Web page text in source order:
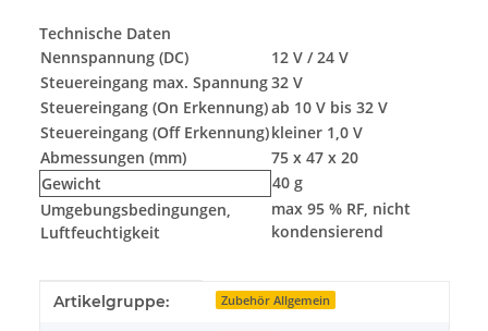
Technische Daten
Nennspannung (DC)
12 V / 24 V
Steuereingang max. Spannung32 V
Steuereingang (On Erkennung)ab 10 V bis 32 V
Steuereingang (Off Erkennung)kleiner 1,0 V
Abmessungen (mm)
75 x 47 x 20
Gewicht
40 g
Umgebungsbedingungen,
Luftfeuchtigkeit
max 95 % RF, nicht
kondensierend
Produkteigenschaft
Wert
Artikelgruppe: Zubehör Allgemein